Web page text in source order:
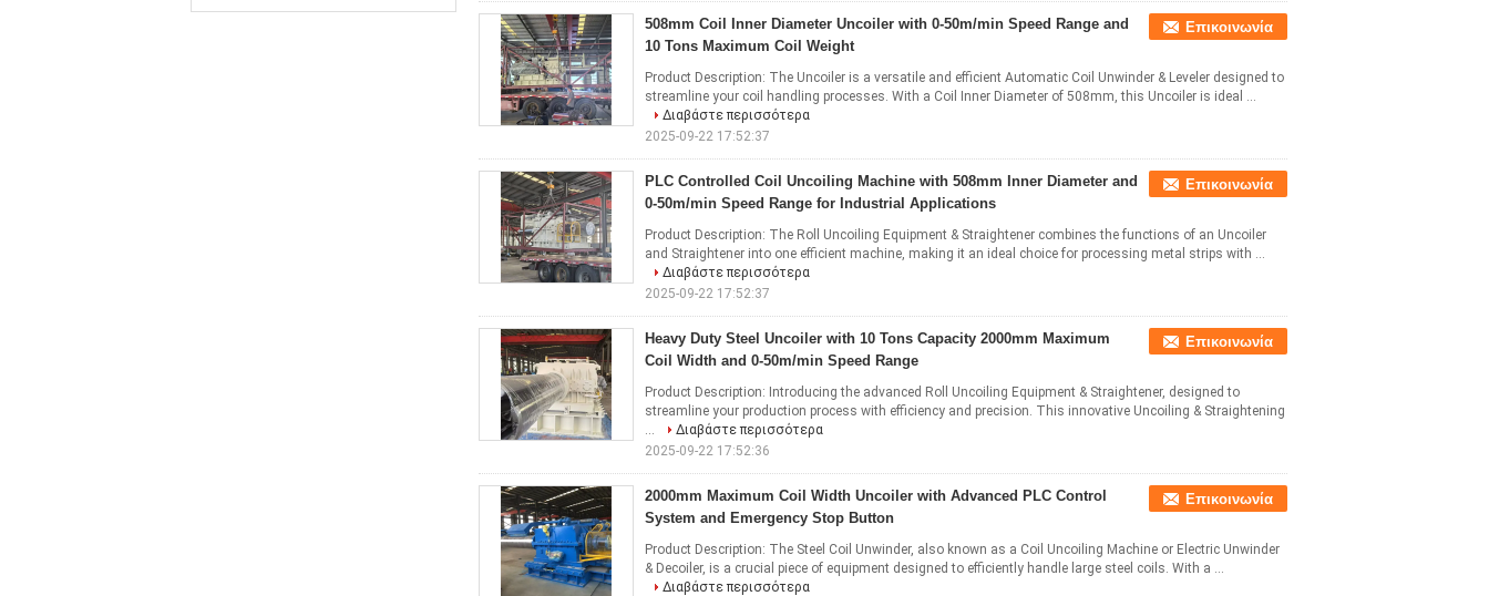
508mm Coil Inner Diameter Uncoiler with 0-50m/min Speed Range and
10 Tons Maximum Coil Weight
Επικοινωνία
Product Description: The Uncoiler is a versatile and efficient Automatic Coil Unwinder & Leveler designed to
streamline your coil handling processes. With a Coil Inner Diameter of 508mm, this Uncoiler is ideal ...
Διαβάστε περισσότερα
2025-09-22 17:52:37
PLC Controlled Coil Uncoiling Machine with 508mm Inner Diameter and
0-50m/min Speed Range for Industrial Applications
Επικοινωνία
Product Description: The Roll Uncoiling Equipment & Straightener combines the functions of an Uncoiler
and Straightener into one efficient machine, making it an ideal choice for processing metal strips with ...
Διαβάστε περισσότερα
2025-09-22 17:52:37
Heavy Duty Steel Uncoiler with 10 Tons Capacity 2000mm Maximum
Coil Width and 0-50m/min Speed Range
Επικοινωνία
Product Description: Introducing the advanced Roll Uncoiling Equipment & Straightener, designed to
streamline your production process with efficiency and precision. This innovative Uncoiling & Straightening
...
Διαβάστε περισσότερα
2025-09-22 17:52:36
2000mm Maximum Coil Width Uncoiler with Advanced PLC Control
System and Emergency Stop Button
Επικοινωνία
Product Description: The Steel Coil Unwinder, also known as a Coil Uncoiling Machine or Electric Unwinder
& Decoiler, is a crucial piece of equipment designed to efficiently handle large steel coils. With a ...
Διαβάστε περισσότερα